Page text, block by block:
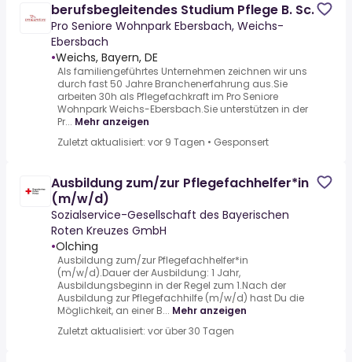
berufsbegleitendes Studium Pflege B. Sc.
Pro Seniore Wohnpark Ebersbach, Weichs-
Ebersbach
•Weichs, Bayern, DE
Als familiengeführtes Unternehmen zeichnen wir uns
durch fast 50 Jahre Branchenerfahrung aus.Sie
arbeiten 30h als Pflegefachkraft im Pro Seniore
Wohnpark Weichs-Ebersbach.Sie unterstützen in der
Pr... Mehr anzeigen
Zuletzt aktualisiert: vor 9 Tagen • Gesponsert
Ausbildung zum/zur Pflegefachhelfer*in
(m/w/d)
Sozialservice-Gesellschaft des Bayerischen
Roten Kreuzes GmbH
•Olching
Ausbildung zum/zur Pflegefachhelfer*in
(m/w/d).Dauer der Ausbildung: 1 Jahr,
Ausbildungsbeginn in der Regel zum 1.Nach der
Ausbildung zur Pflegefachhilfe (m/w/d) hast Du die
Möglichkeit, an einer B... Mehr anzeigen
Zuletzt aktualisiert: vor über 30 Tagen